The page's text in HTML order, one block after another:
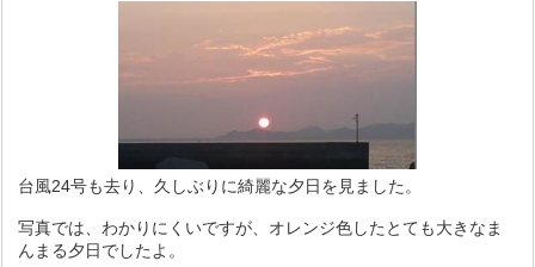
台風24号も去り、久しぶりに綺麗な夕日を見ました。
写真では、わかりにくいですが、オレンジ色したとても大きなま
んまる夕日でしたよ。